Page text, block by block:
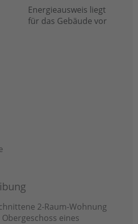
Energieausweis liegt
für das Gebäude vor
2-Raum-Wohnung
eines